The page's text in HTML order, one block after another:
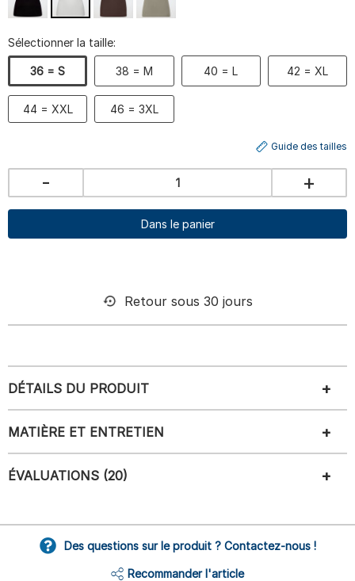
Sélectionner la taille:
36 = S 38 = M 40 = L 42 = XL
44 = XXL 46 = 3XL
Guide des tailles
- +
Dans le panier
Retour sous 30 jours
DÉTAILS DU PRODUIT
MATIÈRE ET ENTRETIEN
ÉVALUATIONS (20)
Des questions sur le produit ? Contactez-nous !
Recommander l'article